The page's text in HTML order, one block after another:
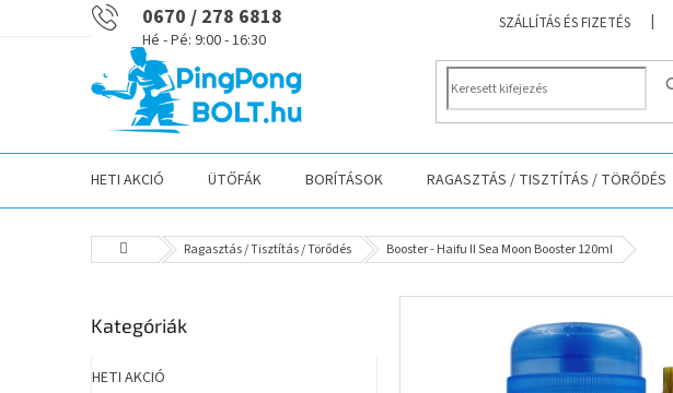
0670 / 278 6818 SZÁLLÍTÁS ÉS FIZETÉS
HETI AKCIÓ ÜTŐFÁK BORÍTÁSOK RAGASZTÁS / TISZTÍTÁS / TÖRŐDÉS
KezdőlapRagasztás / Tisztítás / Törődés Booster - Haifu II Sea Moon Booster 120ml
l
a
Kategóriák
Kategóriák
HETI AKCIÓ